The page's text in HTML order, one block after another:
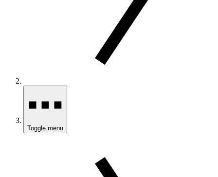
Toggle menu